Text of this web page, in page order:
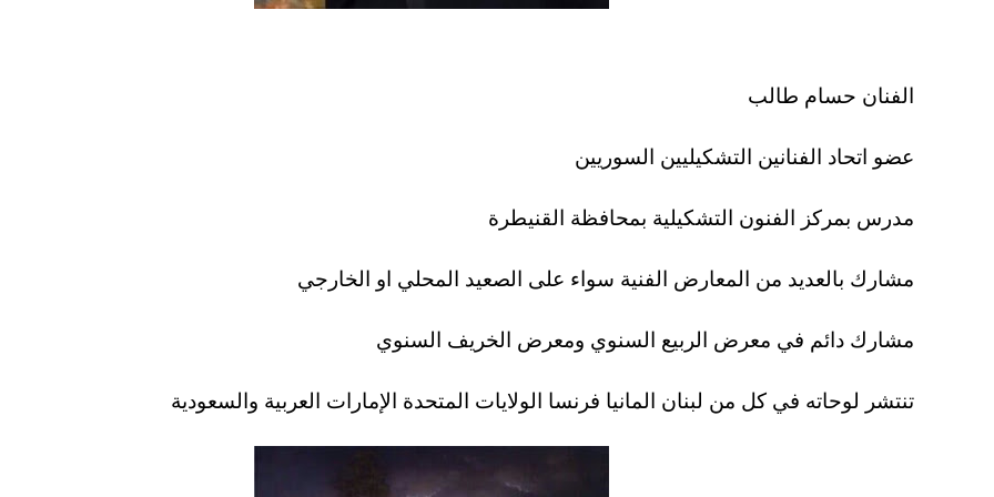
الفنان حسام طالب
عضو اتحاد الفنانين التشكيليين السوريين
مدرس بمركز الفنون التشكيلية بمحافظة القنيطرة
مشارك بالعديد من المعارض الفنية سواء على الصعيد المحلي او الخارجي
مشارك دائم في معرض الربيع السنوي ومعرض الخريف السنوي
تنتشر لوحاته في كل من لبنان المانيا فرنسا الولايات المتحدة الإمارات العربية والسعودية